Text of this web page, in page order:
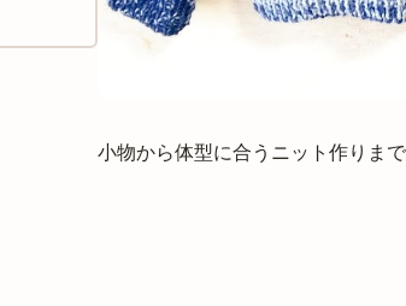
小物から体型に合うニット作りま